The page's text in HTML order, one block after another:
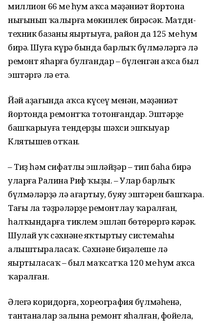
миллион 66 мең һум аҡса мәҙәниәт йортона
нығынып ҡалырға мөкинлек бирәсәк. Матди-
техник базаны яңыртыуға, район да 125 мең һум
бирә. Шуға күрә бында барлыҡ бүлмәләргә лә
ремонт яһарға булғандар – бүленгән аҡса был
эштәргә лә етә.
Йәй аҙағында аҡса күсеү менән, мәҙәниәт
йортонда ремонтҡа тотонғандар. Эштәрҙе
башҡарыуға тендерҙы шәхси эшҡыуар
Клятышев отҡан.
– Тиҙ һәм сифатлы эшләйҙәр – тип баһа бирә
уларға Ралина Риф ҡыҙы. – Улар барлыҡ
бүлмәләрҙә лә ағартыу, буяу эштәрен башҡара.
Тағы ла тәҙрәләрҙе ремонтлау ҡаралған,
һалҡындарға тиклем эшләп бөтөрөргә кәрәк.
Шулай уҡ сәхнәне яҡтыртыу системаһы
алыштыраласаҡ. Сәхнәнең биҙәлеше лә
яңыртыласаҡ – был маҡсатҡа 120 мең һум аҡса
ҡаралған.
Әлегә коридорға, хореография бүлмәһенә,
тантаналар залына ремонт яһалған, фойела,